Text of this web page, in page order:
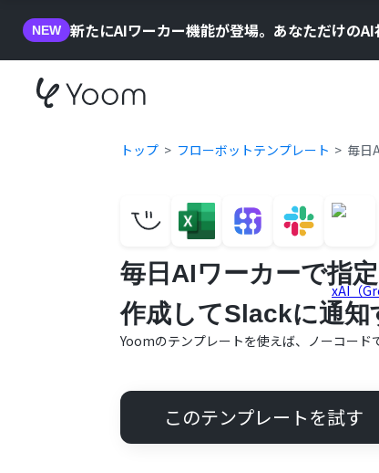
NEW 新たにAIワーカー機能が登場。あなただけのAI
トップ フローボットテンプレート 毎日
毎日AIワーカーで指
作成してSlackに通知
Yoomのテンプレートを使えば、ノーコード
このテンプレートを試す